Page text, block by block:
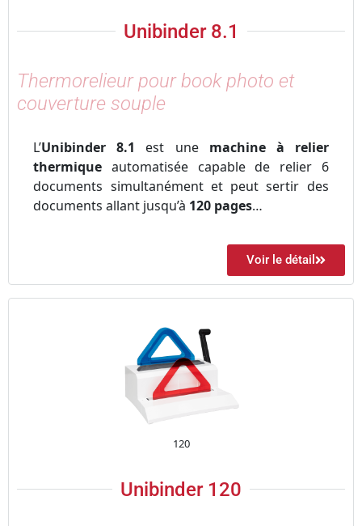
Unibinder 8.1
Thermorelieur pour book photo et
couverture souple
L’Unibinder 8.1 est une machine à relier
thermique automatisée capable de relier 6
documents simultanément et peut sertir des
documents allant jusqu’à 120 pages…
Voir le détail
120
Unibinder 120